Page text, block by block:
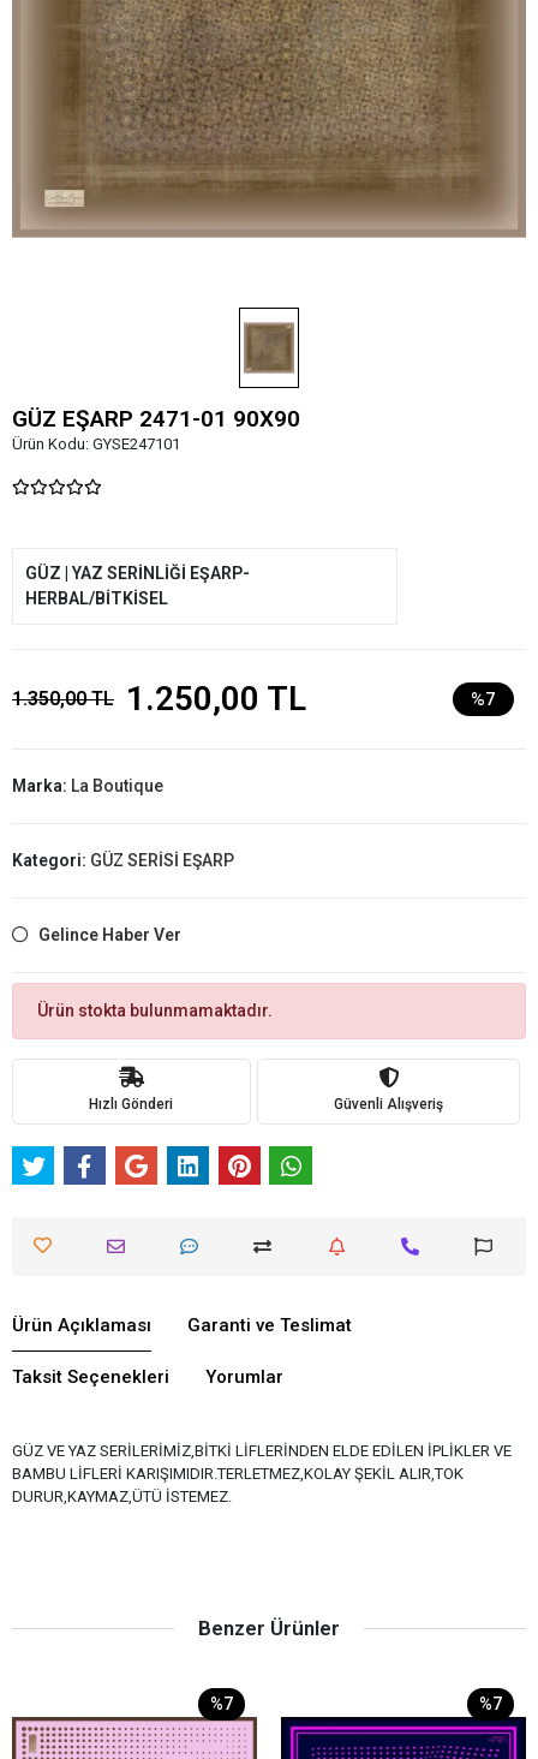
GÜZ EŞARP 2471-01 90X90
Ürün Kodu: GYSE247101
GÜZ | YAZ SERİNLİĞİ EŞARP-
HERBAL/BİTKİSEL
1.350,00 TL 1.250,00 TL %7
Marka: La Boutique
Kategori: GÜZ SERİSİ EŞARP
Gelince Haber Ver
Ürün stokta bulunmamaktadır.
Hızlı Gönderi Güvenli Alışveriş
Ürün Açıklaması Garanti ve Teslimat
Taksit Seçenekleri Yorumlar
GÜZ VE YAZ SERİLERİMİZ,BİTKİ LİFLERİNDEN ELDE EDİLEN İPLİKLER VE
BAMBU LİFLERİ KARIŞIMIDIR.TERLETMEZ,KOLAY ŞEKİL ALIR,TOK
DURUR,KAYMAZ,ÜTÜ İSTEMEZ.
Benzer Ürünler
%7 %7